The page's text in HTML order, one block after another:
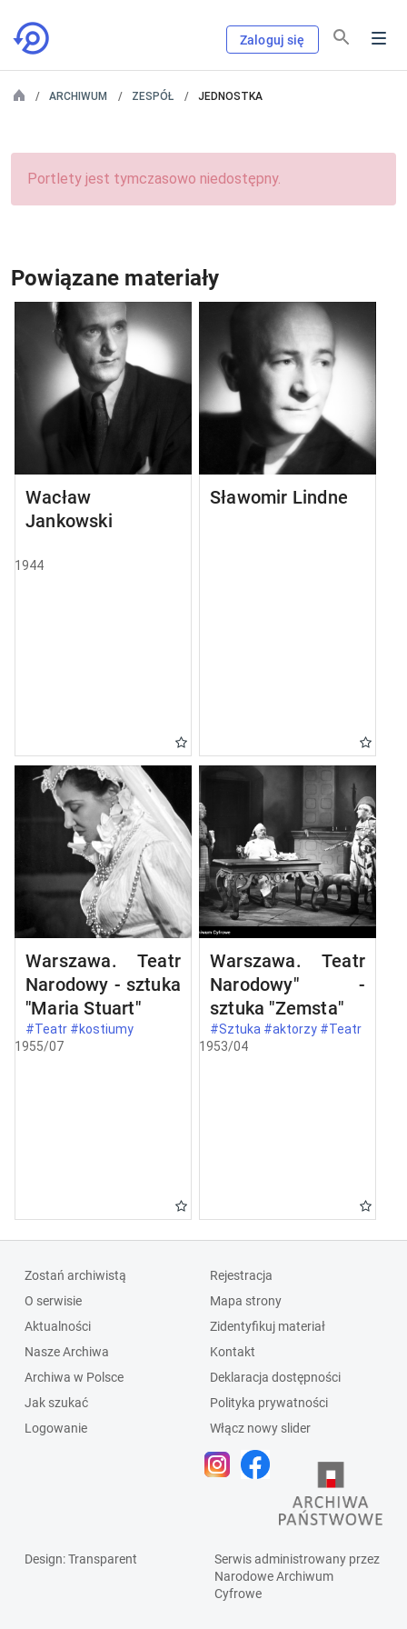
Zaloguj się
ARCHIWUM ZESPÓŁ JEDNOSTKA
Portlety jest tymczasowo niedostępny.
Powiązane materiały
Wacław
Jankowski
1944
Sławomir Lindner
Warszawa. Teatr
Narodowy - sztuka
"Maria Stuart"
#Teatr #kostiumy
1955/07
Warszawa. Teatr
Narodowy" -
sztuka "Zemsta"
#Sztuka #aktorzy #Teatr
1953/04
Zostań archiwistą
O serwisie
Aktualności
Nasze Archiwa
Archiwa w Polsce
Jak szukać
Logowanie
Rejestracja
Mapa strony
Zidentyfikuj materiał
Kontakt
Deklaracja dostępności
Polityka prywatności
Włącz nowy slider
Design: Transparent
Serwis administrowany przez
Narodowe Archiwum
Cyfrowe